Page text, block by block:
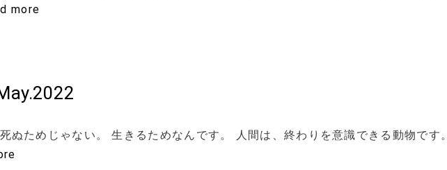
more
ぬためじゃない。 生きるためなんです。 人間は、終わりを意識できる動物です。